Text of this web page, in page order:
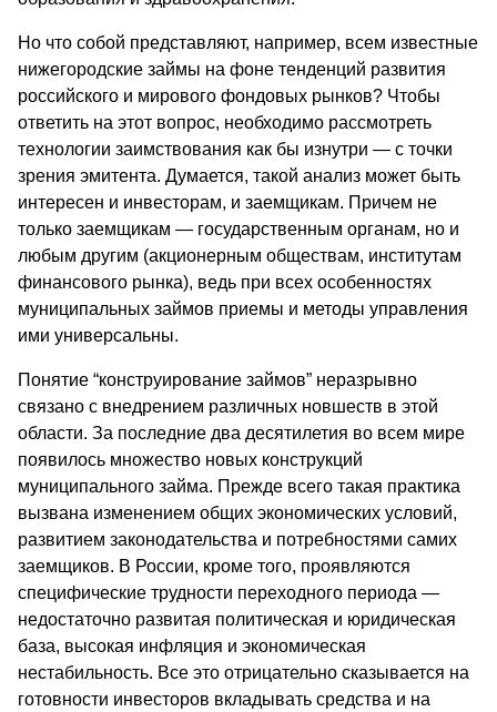
Но что собой представляют, например, всем известные
нижегородские займы на фоне тенденций развития
российского и мирового фондовых рынков? Чтобы
ответить на этот вопрос, необходимо рассмотреть
технологии заимствования как бы изнутри — с точки
зрения эмитента. Думается, такой анализ может быть
интересен и инвесторам, и заемщикам. Причем не
только заемщикам — государственным органам, но и
любым другим (акционерным обществам, институтам
финансового рынка), ведь при всех особенностях
муниципальных займов приемы и методы управления
ими универсальны.
Понятие “конструирование займов” неразрывно
связано с внедрением различных новшеств в этой
области. За последние два десятилетия во всем мире
появилось множество новых конструкций
муниципального займа. Прежде всего такая практика
вызвана изменением общих экономических условий,
развитием законодательства и потребностями самих
заемщиков. В России, кроме того, проявляются
специфические трудности переходного периода —
недостаточно развитая политическая и юридическая
база, высокая инфляция и экономическая
нестабильность. Все это отрицательно сказывается на
готовности инвесторов вкладывать средства и на